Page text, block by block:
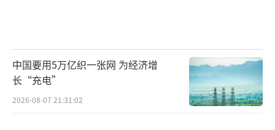
中国要用5万亿织一张网 为经济增
长“充电”
2026-08-07 21:31:02